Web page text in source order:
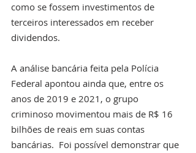
como se fossem investimentos de
terceiros interessados em receber
dividendos.
A análise bancária feita pela Polícia
Federal apontou ainda que, entre os
anos de 2019 e 2021, o grupo
criminoso movimentou mais de R$ 16
bilhões de reais em suas contas
bancárias.  Foi possível demonstrar que